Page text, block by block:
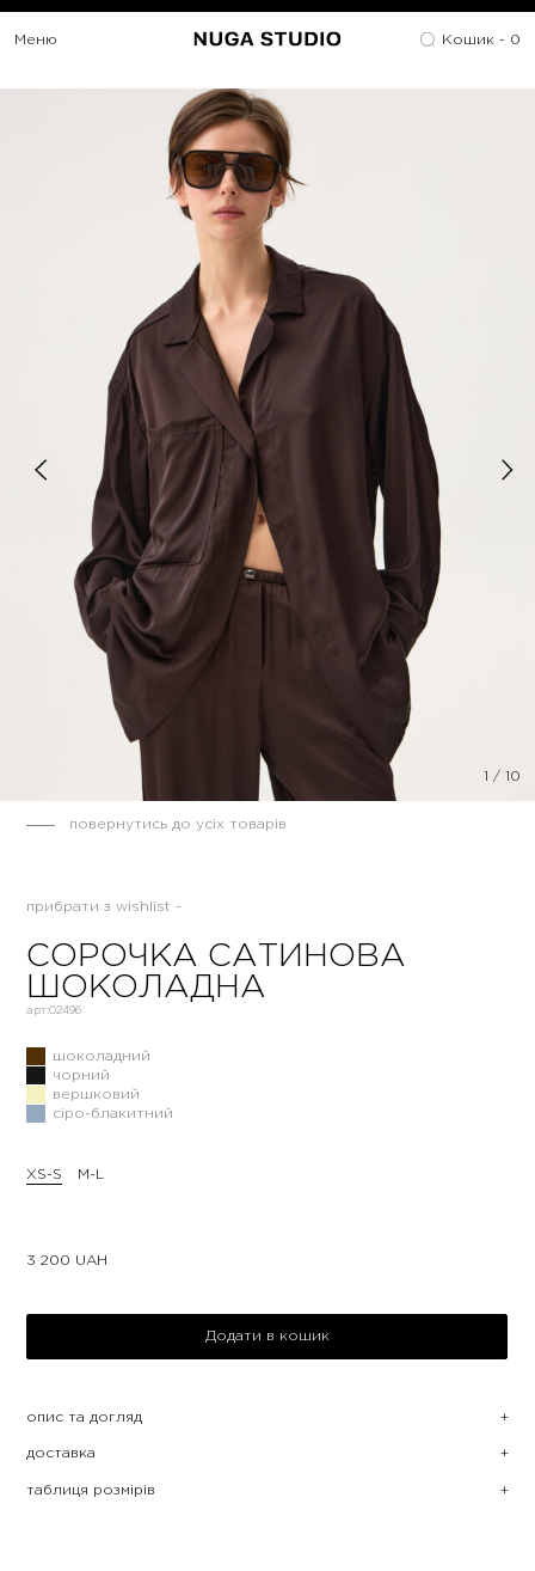
Меню Кошик - 0
/ 10
повернутись до усіх товарів
прибрати з wishlist -
СОРОЧКА САТИНОВА
ШОКОЛАДНА
арт:02496
шоколадний
чорний
вершковий
сіро-блакитний
XS-S M-L
3 200 UAH
Додати в кошик
опис та догляд
доставка
таблиця розмірів